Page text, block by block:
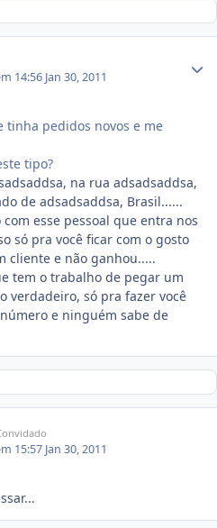
14:56 Jan 30, 2011
tinha pedidos novos e me
tipo?
na rua adsadsaddsa,
de adsadsaddsa, Brasil......
esse pessoal que entra nos
só pra você ficar com o gosto
cliente e não ganhou.....
tem o trabalho de pegar um
verdadeiro, só pra fazer você
e ninguém sabe de
15:57 Jan 30, 2011